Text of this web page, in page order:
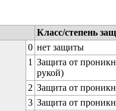
Класс/степень
0 нет защиты
1 Защита от
рукой)
2 Защита от
3 Защита от